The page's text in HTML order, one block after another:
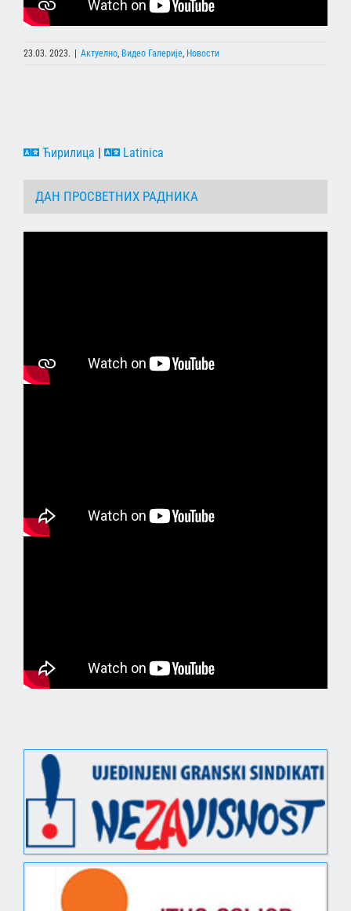
23.03. 2023. | Актуелно Видео Галерије Новости
Ћирилица | Latinica
ДАН ПРОСВЕТНИХ РАДНИКА